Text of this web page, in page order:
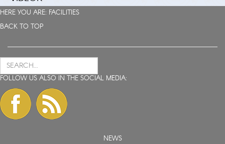
HERE YOU ARE: FACILITIES
BACK TO TOP
FOLLOW US ALSO IN THE SOCIAL MEDIA:
NEWS